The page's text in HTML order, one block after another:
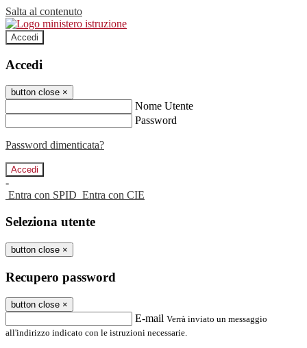
Salta al contenuto
Accedi
Accedi
button close ×
Nome Utente
Password
Password dimenticata?
-
Entra con SPID Entra con CIE
Seleziona utente
button close ×
Recupero password
button close ×
E-mail Verrà inviato un messaggio
all'indirizzo indicato con le istruzioni necessarie.